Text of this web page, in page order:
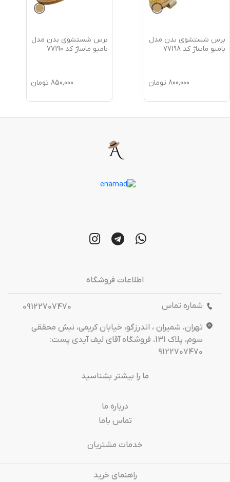
برس شستشوی بدن مدل
بامبو ماساژ کد 77198
800,000 تومان
برس شستشوی بدن مدل
بامبو ماساژ کد 77190
850,000 تومان
اطلاعات فروشگاه
شماره تماس
09122707470
تهران، شمیران ، اندرزگو، خیابان کریمی، نبش محققی
سوم، پلاک 131، فروشگاه آقای لیف آیدی پست:
9122707470
ما را بیشتر بشناسید
درباره‌ ما
تماس باما
خدمات مشتریان
راهنمای خرید